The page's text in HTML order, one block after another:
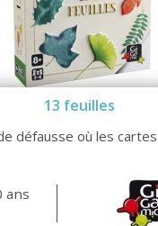
13 feuilles
défausse où les cartes
ans